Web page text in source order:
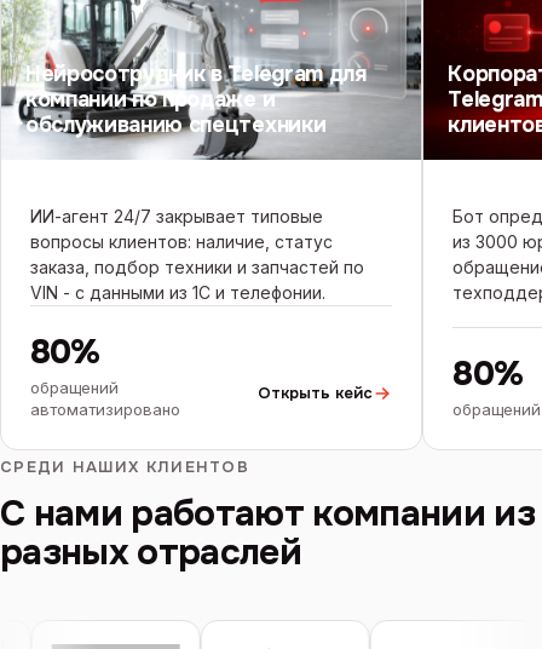
Нейросотрудник в Telegram для
компании по продаже и
обслуживанию спецтехники
ИИ-агент 24/7 закрывает типовые
вопросы клиентов: наличие, статус
заказа, подбор техники и запчастей по
VIN - с данными из 1С и телефонии.
80%
обращений
автоматизировано
Открыть кейс
Бот
из 3000
80%
СРЕДИ НАШИХ КЛИЕНТОВ
С нами работают компании из
разных отраслей